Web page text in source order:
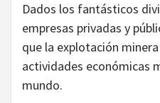
Dados los fantásticos
empresas privadas y
que la explotación
actividades económicas
mundo.